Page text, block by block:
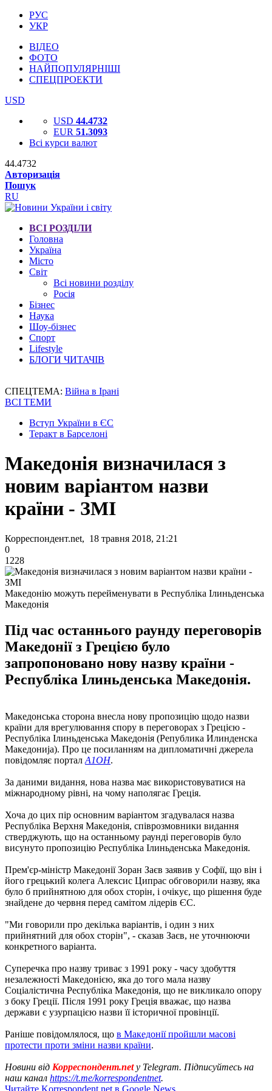
РУС
УКР
ВІДЕО
ФОТО
НАЙПОПУЛЯРНІШІ
СПЕЦПРОЕКТИ
USD
USD 44.4732
EUR 51.3093
Всі курси валют
44.4732
Авторизація
Пошук
RU
ВСІ РОЗДІЛИ
Головна
Україна
Місто
Світ
Всі новини розділу
Росія
Бізнес
Наука
Шоу-бізнес
Спорт
Lifestyle
БЛОГИ ЧИТАЧІВ
СПЕЦТЕМА: Війна в Ірані
ВСІ ТЕМИ
Вступ України в ЄС
Теракт в Барселоні
Македонія визначилася з
новим варіантом назви
країни - ЗМІ
Корреспондент.net, 18 травня 2018, 21:21
0
1228
Македонію можуть перейменувати в Республіка Ілиньденська
Македонія
Під час останнього раунду переговорів
Македонії з Грецією було
запропоновано нову назву країни -
Республіка Ілиньденська Македонія.
Македонська сторона внесла нову пропозицію щодо назви
країни для врегулювання спору в переговорах з Грецією -
Республіка Ілиньденська Македонія (Република Илинденска
Македонија). Про це посиланням на дипломатичні джерела
повідомляє портал А1ОН.
За даними видання, нова назва має використовуватися на
міжнародному рівні, на чому наполягає Греція.
Хоча до цих пір основним варіантом згадувалася назва
Республіка Верхня Македонія, співрозмовники видання
стверджують, що на останньому раунді переговорів було
висунуто пропозицію Республіка Ілиньденська Македонія.
Прем'єр-міністр Македонії Зоран Заєв заявив у Софії, що він і
його грецький колега Алексис Ципрас обговорили назву, яка
було б прийнятною для обох сторін, і очікує, що рішення буде
знайдене до червня перед самітом лідерів ЄС.
"Ми говорили про декілька варіантів, і один з них
прийнятний для обох сторін", - сказав Заєв, не уточнюючи
конкретного варіанта.
Суперечка про назву триває з 1991 року - часу здобуття
незалежності Македонією, яка до того мала назву
Соціалістична Республіка Македонія, що не викликало опору
з боку Греції. Після 1991 року Греція вважає, що назва
держави є узурпацією назви її історичної провінції.
Раніше повідомлялося, що в Македонії пройшли масові
протести проти зміни назви країни.
Новини від Корреспондент.netу Telegram. Підписуйтесь на
наш канал https://t.me/korrespondentnet.
Читайте Korrespondent.net в Google News